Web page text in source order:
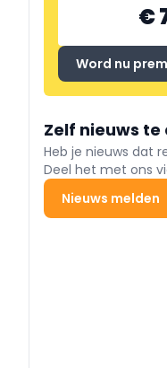
€
Word nu
Zelf nieuws te
Heb je nieuws dat
Deel het met ons
Nieuws melden